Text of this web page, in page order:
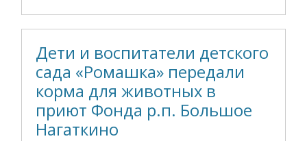
Дети и воспитатели детского
сада «Ромашка» передали
корма для животных в
приют Фонда р.п. Большое
Нагаткино